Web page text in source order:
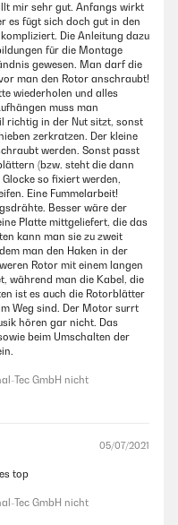
mir sehr gut. Anfangs wirkt
es fügt sich doch gut in den
Die Anleitung dazu
für die Montage
gewesen. Man darf die
man den Rotor anschraubt!
wiederholen und alles
muss man
richtig in der Nut sitzt, sonst
zerkratzen. Der kleine
werden. Sonst passt
(bzw. steht die dann
so fixiert werden,
Eine Fummelarbeit!
Besser wäre der
Platte mittgeliefert, die das
kann man sie zu zweit
man den Haken in der
Rotor mit einem langen
während man die Kabel, die
ist es auch die Rotorblätter
Weg sind. Der Motor surrt
hören gar nicht. Das
beim Umschalten der
Tec GmbH nicht
05/07/2021
top
Tec GmbH nicht